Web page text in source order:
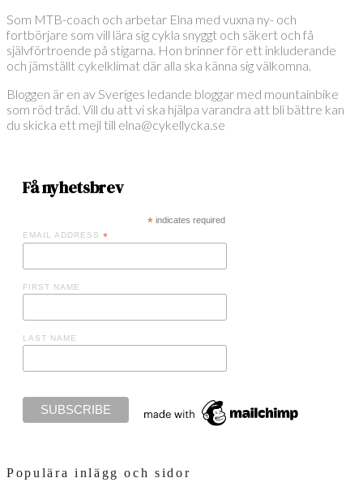
Som MTB-coach och arbetar Elna med vuxna ny- och
fortbörjare som vill lära sig cykla snyggt och säkert och få
självförtroende på stigarna. Hon brinner för ett inkluderande
och jämställt cykelklimat där alla ska känna sig välkomna.
Bloggen är en av Sveriges ledande bloggar med mountainbike
som röd tråd. Vill du att vi ska hjälpa varandra att bli bättre kan
du skicka ett mejl till elna@cykellycka.se
Få nyhetsbrev
*indicates required
EMAIL ADDRESS *
FIRST NAME
LAST NAME
Populära inlägg och sidor